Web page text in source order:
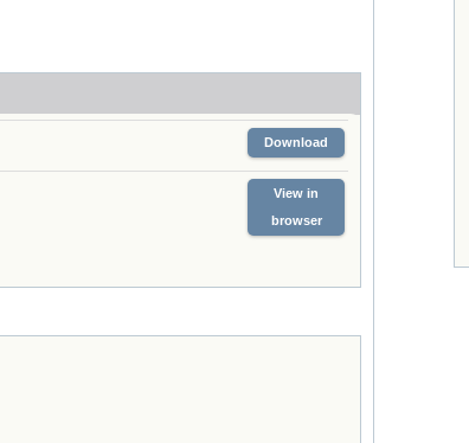
Download
View in
browser